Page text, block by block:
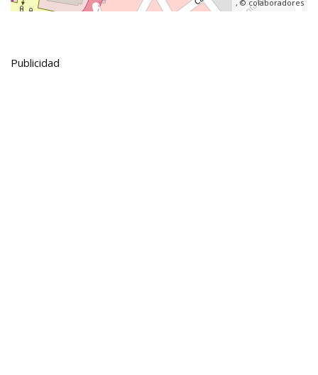
, © colaboradores
Publicidad